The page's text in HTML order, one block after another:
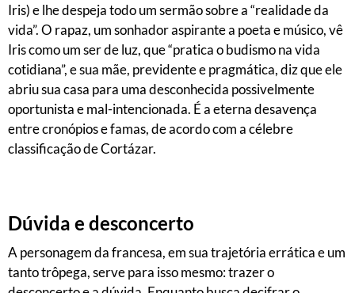
Iris) e lhe despeja todo um sermão sobre a “realidade da
vida”. O rapaz, um sonhador aspirante a poeta e músico, vê
Iris como um ser de luz, que “pratica o budismo na vida
cotidiana”, e sua mãe, previdente e pragmática, diz que ele
abriu sua casa para uma desconhecida possivelmente
oportunista e mal-intencionada. É a eterna desavença
entre cronópios e famas, de acordo com a célebre
classificação de Cortázar.
Dúvida e desconcerto
A personagem da francesa, em sua trajetória errática e um
tanto trôpega, serve para isso mesmo: trazer o